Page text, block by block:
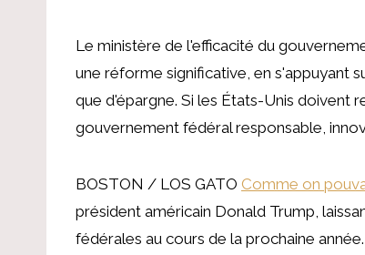
Le ministère de l'efficacité du
une réforme significative, en s'appuyant
que d'épargne. Si les États-Unis doivent
gouvernement fédéral responsable,
BOSTON / LOS GATO Comme on
président américain Donald Trump,
fédérales au cours de la prochaine